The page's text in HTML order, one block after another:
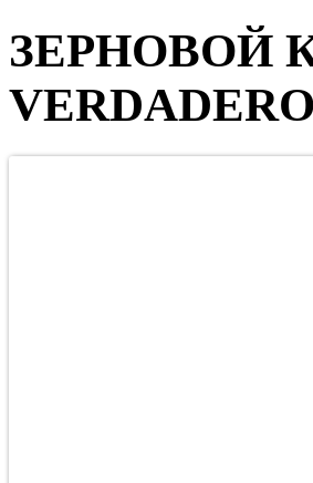
ЗЕРНОВОЙ
VERDADERO